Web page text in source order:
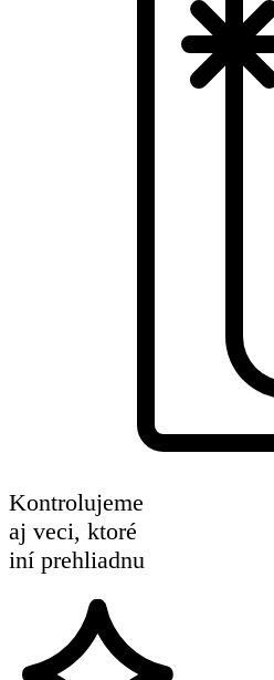
Kontrolujeme
aj veci, ktoré
iní prehliadnu